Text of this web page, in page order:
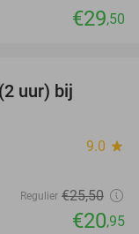
€29,50
uur) bij
9.0 star
Regulier €25,50
€20,95